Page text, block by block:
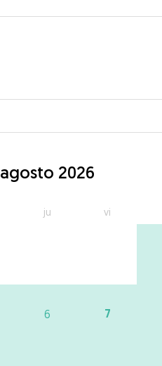
agosto 2026
ju vi
6 7